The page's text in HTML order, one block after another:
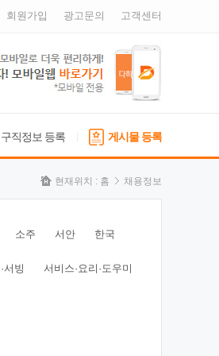
회원가입 광고문의 고객센터
구직정보 등록 게시물 등록
현재위치 : 홈 채용정보
소주 서안 한국
서빙
서비스·요리·도우미